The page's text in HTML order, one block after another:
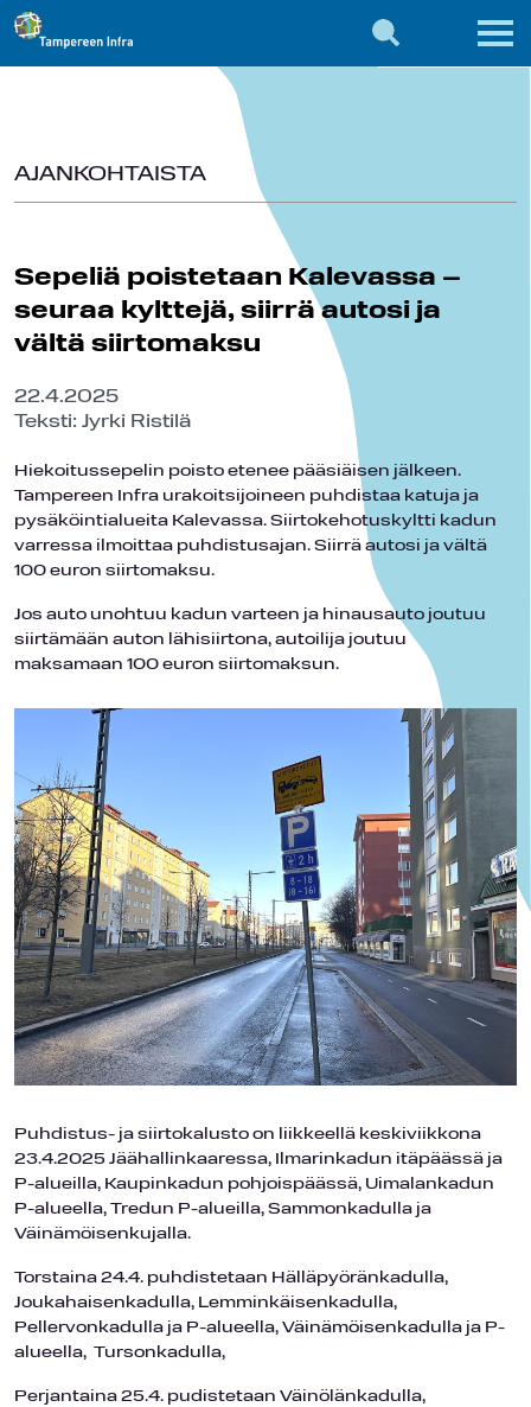
AJANKOHTAISTA
Sepeliä poistetaan Kalevassa –
seuraa kylttejä, siirrä autosi ja
vältä siirtomaksu
22.4.2025
Teksti: Jyrki Ristilä
Hiekoitussepelin poisto etenee pääsiäisen jälkeen.
Tampereen Infra urakoitsijoineen puhdistaa katuja ja
pysäköintialueita Kalevassa. Siirtokehotuskyltti kadun
varressa ilmoittaa puhdistusajan. Siirrä autosi ja vältä
100 euron siirtomaksu.
Jos auto unohtuu kadun varteen ja hinausauto joutuu
siirtämään auton lähisiirtona, autoilija joutuu
maksamaan 100 euron siirtomaksun.
Puhdistus- ja siirtokalusto on liikkeellä keskiviikkona
23.4.2025 Jäähallinkaaressa, Ilmarinkadun itäpäässä ja
P-alueilla, Kaupinkadun pohjoispäässä, Uimalankadun
P-alueella, Tredun P-alueilla, Sammonkadulla ja
Väinämöisenkujalla.
Torstaina 24.4. puhdistetaan Hälläpyöränkadulla,
Joukahaisenkadulla, Lemminkäisenkadulla,
Pellervonkadulla ja P-alueella, Väinämöisenkadulla ja P-
alueella, Tursonkadulla,
Perjantaina 25.4. pudistetaan Väinölänkadulla,